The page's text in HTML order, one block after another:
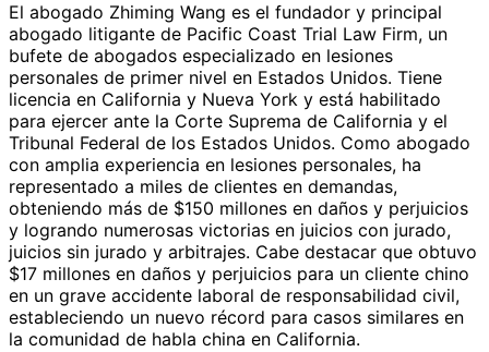
El abogado Zhiming Wang es el fundador y principal
abogado litigante de Pacific Coast Trial Law Firm, un
bufete de abogados especializado en lesiones
personales de primer nivel en Estados Unidos. Tiene
licencia en California y Nueva York y está habilitado
para ejercer ante la Corte Suprema de California y el
Tribunal Federal de los Estados Unidos. Como abogado
con amplia experiencia en lesiones personales, ha
representado a miles de clientes en demandas,
obteniendo más de $150 millones en daños y perjuicios
y logrando numerosas victorias en juicios con jurado,
juicios sin jurado y arbitrajes. Cabe destacar que obtuvo
$17 millones en daños y perjuicios para un cliente chino
en un grave accidente laboral de responsabilidad civil,
estableciendo un nuevo récord para casos similares en
la comunidad de habla china en California.